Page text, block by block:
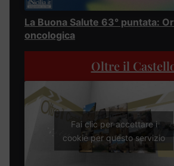
La Buona Salute 63° puntata:
oncologica
Oltre il
Fai clic per accettare i
cookie per questo servizio